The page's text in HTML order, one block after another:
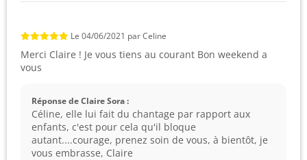
Le 04/06/2021 parCeline
Merci Claire ! Je vous tiens au courant Bon weekend a
vous
Réponse de Claire Sora :
Céline, elle lui fait du chantage par rapport aux
enfants, c'est pour cela qu'il bloque
autant....courage, prenez soin de vous, à bientôt, je
vous embrasse, Claire